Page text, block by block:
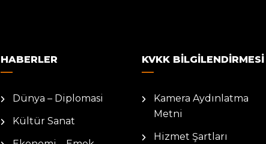
HABERLER
Dünya – Diplomasi
Kültür Sanat
KVKK BILGILENDIRMESI
Kamera Aydınlatma
Metni
Hizmet Şartları